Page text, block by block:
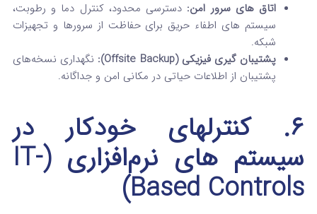
اتاق‌ های سرور امن: دسترسی محدود، کنترل دما و رطوبت،
سیستم‌ های اطفاء حریق برای حفاظت از سرورها و تجهیزات
شبکه.
پشتیبان‌ گیری فیزیکی (Offsite Backup):
نگهداری نسخه‌های
پشتیبان از اطلاعات حیاتی در مکانی امن و جداگانه.
۶. کنترلهای خودکار در
سیستم‌ های نرم‌افزاری (IT-
Based Controls)